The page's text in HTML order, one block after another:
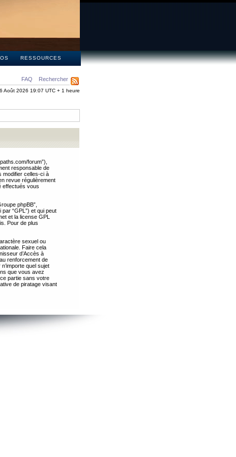
RESSOURCES
FAQ Rechercher
Août 2026 19:07 UTC + 1 heure
forum”),
responsable de
modifier celles-ci à
revue régulièrement
effectués vous
phpBB”,
par “GPL”) et qui peut
et la license GPL
Pour de plus
sexuel ou
Faire cela
d’Accès à
renforcement de
quel sujet
que vous avez
partie sans votre
de piratage visant